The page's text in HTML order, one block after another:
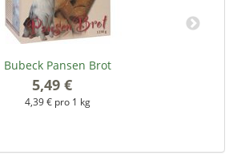
Bubeck Pansen Brot
5,49 €
4,39 € pro 1 kg